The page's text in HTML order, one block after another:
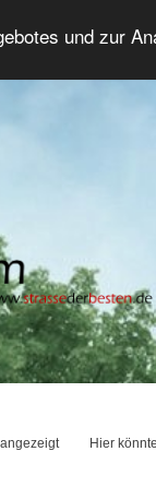
und zur
Suche
Hier